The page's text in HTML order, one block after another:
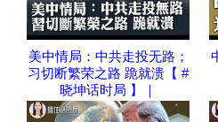
美中情局：中共走投无路；
习切断繁荣之路 跪就溃【 #
晓坤话时局 】｜